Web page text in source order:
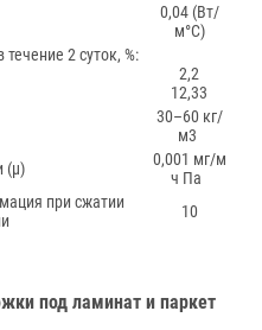
0,04 (Bт/
м°С)
2 суток, %:
2,2
12,33
30–60 кг/
м3
(µ)
0,001 мг/м
ч Па
при сжатии
10
под ламинат и паркет